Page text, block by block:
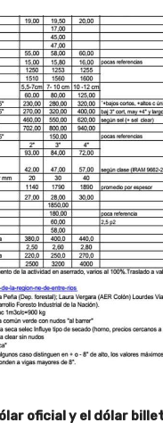
oficial y el dólar